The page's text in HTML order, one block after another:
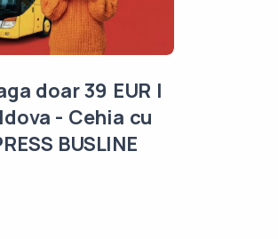
doar 39 EUR |
- Cehia cu
BUSLINE